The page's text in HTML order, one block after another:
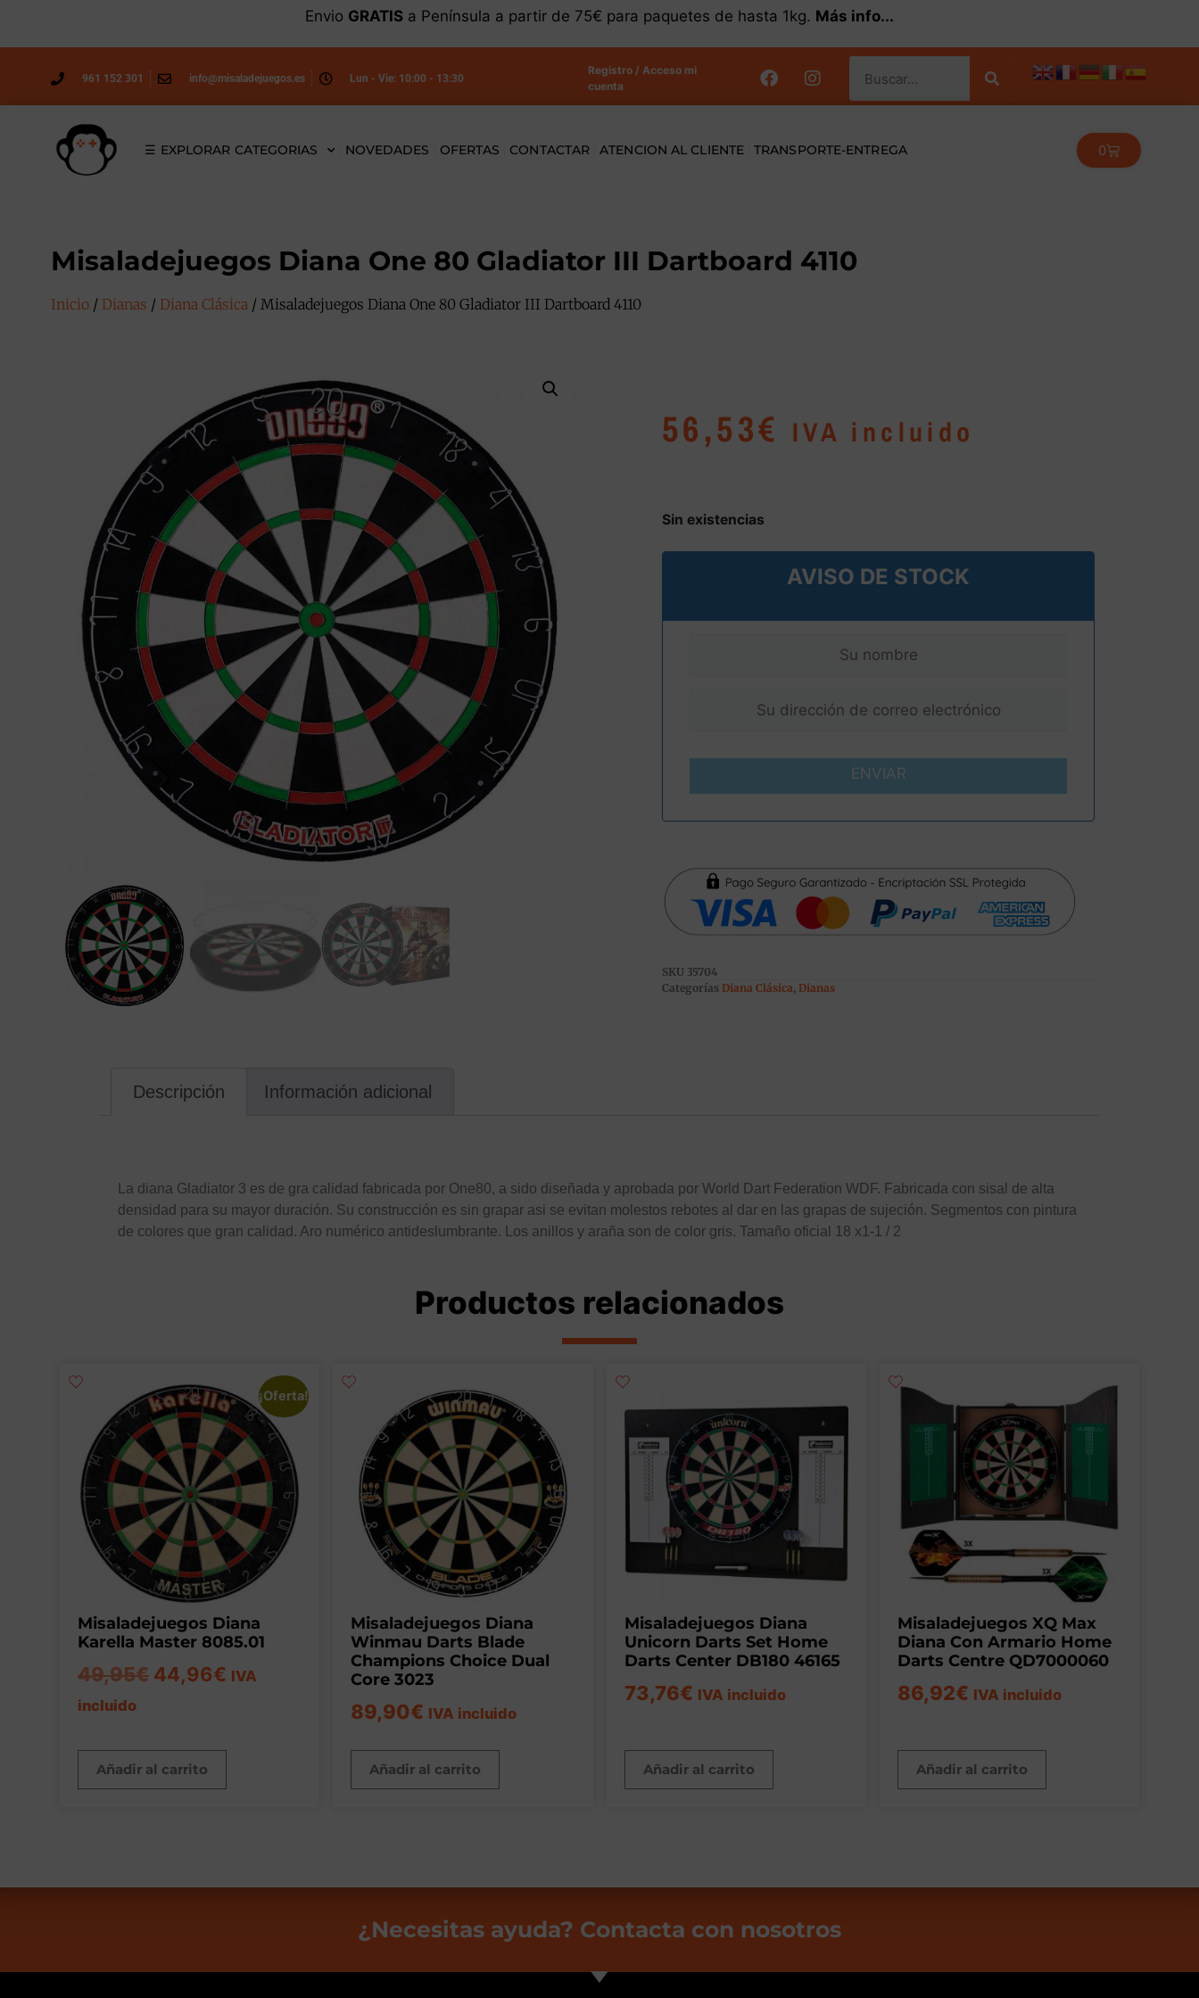
Envio GRATIS a Península a partir de 75€ para paquetes de hasta 1kg. Más info...
961 152 301 info@misaladejuegos.es Lun - Vie: 10:00 - 13:30
Registro / Acceso mi
cuenta
☰ EXPLORAR CATEGORIAS NOVEDADES OFERTAS CONTACTAR ATENCION AL CLIENTE TRANSPORTE-ENTREGA 0
Misaladejuegos Diana One 80 Gladiator III Dartboard 4110
Inicio / Dianas / Diana Clásica / Misaladejuegos Diana One 80 Gladiator III Dartboard 4110
56,53€ IVA incluido
Sin existencias
AVISO DE STOCK
ENVIAR
SKU 35704
Categorías Diana Clásica, Dianas
Descripción Información adicional
La diana Gladiator 3 es de gra calidad fabricada por One80, a sido diseñada y aprobada por World Dart Federation WDF. Fabricada con sisal de alta
densidad para su mayor duración. Su construcción es sin grapar asi se evitan molestos rebotes al dar en las grapas de sujeción. Segmentos con pintura
de colores que gran calidad. Aro numérico antideslumbrante. Los anillos y araña son de color gris. Tamaño oficial 18 x1-1 / 2
Productos relacionados
¡Oferta!
Misaladejuegos Diana
Karella Master 8085.01
49,95€ 44,96€ IVA
incluido
Añadir al carrito
Misaladejuegos Diana
Winmau Darts Blade
Champions Choice Dual
Core 3023
89,90€ IVA incluido
Añadir al carrito
Misaladejuegos Diana
Unicorn Darts Set Home
Darts Center DB180 46165
73,76€ IVA incluido
Añadir al carrito
Misaladejuegos XQ Max
Diana Con Armario Home
Darts Centre QD7000060
86,92€ IVA incluido
Añadir al carrito
¿Necesitas ayuda? Contacta con nosotros